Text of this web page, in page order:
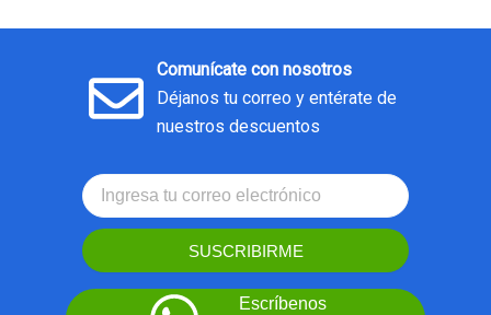
Comunícate con nosotros
Déjanos tu correo y entérate de
nuestros descuentos
SUSCRIBIRME
Escríbenos